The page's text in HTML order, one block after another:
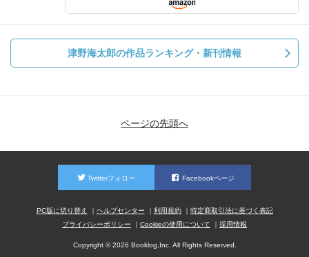
津野海太郎の作品ランキング・新刊情報
ページの先頭へ
Twitterフォロー Facebookページ
PC版に切り替え ヘルプセンター 利用規約
特定商取引法に基づく表記
プライバシーポリシー
Cookieの使用について 採用情報
Copyright © 2026 Booklog,Inc. All Rights Reserved.